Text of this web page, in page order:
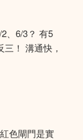
、6/3？ 有5
！ 溝通快，
色閘門是實